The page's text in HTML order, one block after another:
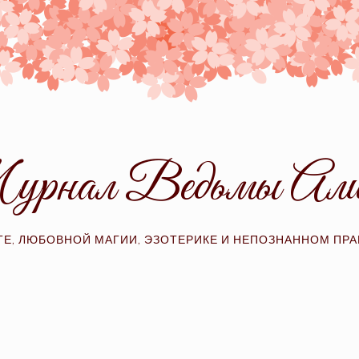
Ведьмы
ЛЮБОВНОЙ МАГИИ, ЭЗОТЕРИКЕ И НЕПОЗНАННОМ